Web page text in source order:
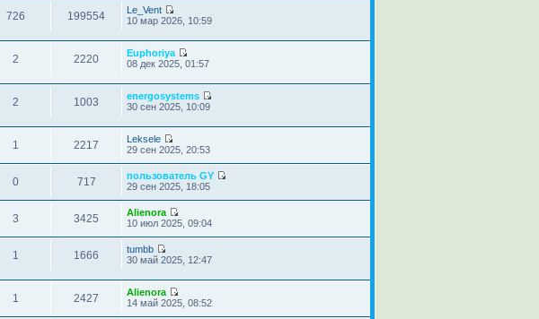
726 199554
Le_Vent
10 мар 2026, 10:59
2 2220
Euphoriya
08 дек 2025, 01:57
2 1003
energosystems
30 сен 2025, 10:09
1 2217
Leksele
29 сен 2025, 20:53
0 717
пользователь GY
29 сен 2025, 18:05
3 3425
Alienora
10 июл 2025, 09:04
1 1666
tumbb
30 май 2025, 12:47
1 2427
Alienora
14 май 2025, 08:52